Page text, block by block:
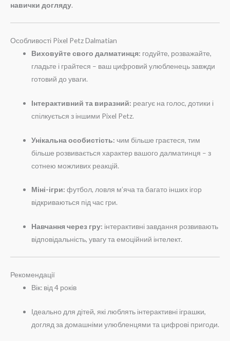
навички догляду.
Особливості Pixel Petz Dalmatian
Виховуйте свого далматинця: годуйте, розважайте,
гладьте і грайтеся – ваш цифровий улюбленець завжди
готовий до уваги.
Інтерактивний та виразний: реагує на голос, дотики і
спілкується з іншими Pixel Petz.
Унікальна особистість: чим більше граєтеся, тим
більше розвивається характер вашого далматинця – з
сотнею можливих реакцій.
Міні-ігри: футбол, ловля м’яча та багато інших ігор
відкриваються під час гри.
Навчання через гру: інтерактивні завдання розвивають
відповідальність, увагу та емоційний інтелект.
Рекомендації
Вік: від 4 років
Ідеально для дітей, які люблять інтерактивні іграшки,
догляд за домашніми улюбленцями та цифрові пригоди.